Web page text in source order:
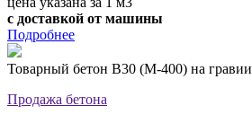
с доставкой от машины
Подробнее
Товарный бетон В30 (М-400) на гравии
Продажа бетона